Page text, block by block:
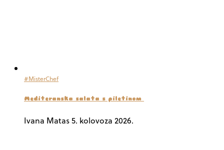
#MisterChef
Mediteranska salata s piletinom
Ivana Matas5. kolovoza 2026.